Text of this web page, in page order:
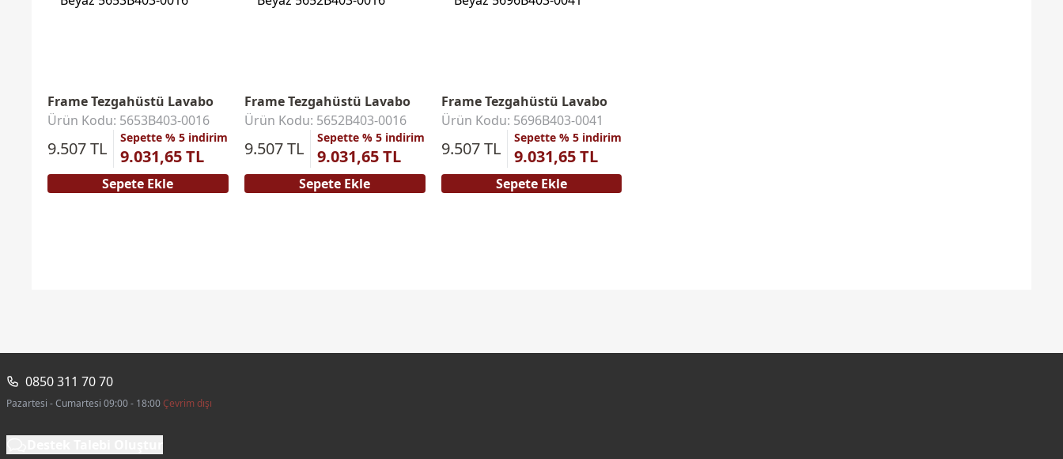
Frame Tezgahüstü Lavabo
Ürün Kodu: 5653B403-0016
9.507 TL
Sepette % 5 indirim
9.031,65 TL
Sepete Ekle
Frame Tezgahüstü Lavabo
Ürün Kodu: 5652B403-0016
9.507 TL
Sepette % 5 indirim
9.031,65 TL
Sepete Ekle
Frame Tezgahüstü Lavabo
Ürün Kodu: 5696B403-0041
9.507 TL
Sepette % 5 indirim
9.031,65 TL
Sepete Ekle
0850 311 70 70
Pazartesi - Cumartesi 09:00 - 18:00Çevrim dışı